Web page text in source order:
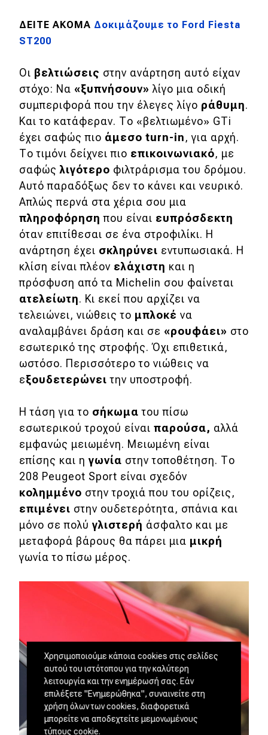
ΔΕΙΤΕ ΑΚΟΜΑ Δοκιμάζουμε το Ford Fiesta
ST200
Οι βελτιώσεις στην ανάρτηση αυτό είχαν
στόχο: Να «ξυπνήσουν» λίγο μια οδική
συμπεριφορά που την έλεγες λίγο ράθυμη.
Και το κατάφεραν. Το «βελτιωμένο» GTi
έχει σαφώς πιο άμεσο turn-in, για αρχή.
Το τιμόνι δείχνει πιο επικοινωνιακό, με
σαφώς λιγότερο φιλτράρισμα του δρόμου.
Αυτό παραδόξως δεν το κάνει και νευρικό.
Απλώς περνά στα χέρια σου μια
πληροφόρηση που είναι ευπρόσδεκτη
όταν επιτίθεσαι σε ένα στροφιλίκι. Η
ανάρτηση έχει σκληρύνει εντυπωσιακά. Η
κλίση είναι πλέον ελάχιστη και η
πρόσφυση από τα Michelin σου φαίνεται
ατελείωτη. Κι εκεί που αρχίζει να
τελειώνει, νιώθεις το μπλοκέ να
αναλαμβάνει δράση και σε «ρουφάει» στο
εσωτερικό της στροφής. Όχι επιθετικά,
ωστόσο. Περισσότερο το νιώθεις να
εξουδετερώνει την υποστροφή.
Η τάση για το σήκωματου πίσω
εσωτερικού τροχού είναι παρούσα, αλλά
εμφανώς μειωμένη. Μειωμένη είναι
επίσης και η γωνία στην τοποθέτηση. Το
208 Peugeot Sport είναι σχεδόν
κολημμένο στην τροχιά που του ορίζεις,
επιμένει στην ουδετερότητα, σπάνια και
μόνο σε πολύ γλιστερή άσφαλτο και με
μεταφορά βάρους θα πάρει μια μικρή
γωνία το πίσω μέρος.
Χρησιμοποιούμε κάποια cookies στις σελίδες
αυτού του ιστότοπου για την καλύτερη
λειτουργία και την ενημέρωσή σας. Εάν
επιλέξετε "Ενημερώθηκα", συναινείτε στη
χρήση όλων των cookies, διαφορετικά
μπορείτε να αποδεχτείτε μεμονωμένους
τύπους cookie.